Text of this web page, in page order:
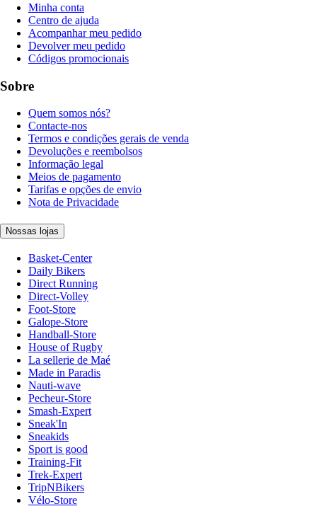
Minha conta
Centro de ajuda
Acompanhar meu pedido
Devolver meu pedido
Códigos promocionais
Sobre
Quem somos nós?
Contacte-nos
Termos e condições gerais de venda
Devoluções e reembolsos
Informação legal
Meios de pagamento
Tarifas e opções de envio
Nota de Privacidade
Nossas lojas
Basket-Center
Daily Bikers
Direct Running
Direct-Volley
Foot-Store
Galope-Store
Handball-Store
House of Rugby
La sellerie de Maé
Made in Paradis
Nauti-wave
Pecheur-Store
Smash-Expert
Sneak'In
Sneakids
Sport is good
Training-Fit
Trek-Expert
TripNBikers
Vélo-Store